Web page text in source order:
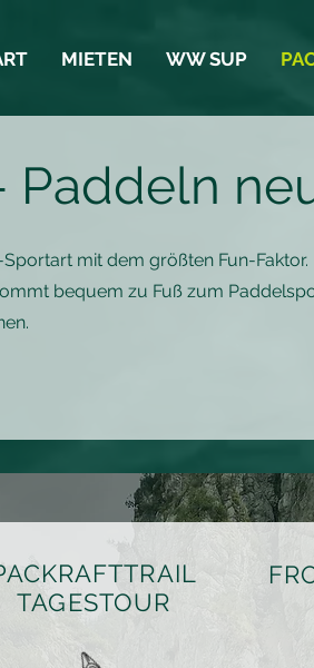
MIETEN WW SUP
Paddeln
mit dem größten Fun-Faktor.
bequem zu Fuß zum
TAGESTOUR